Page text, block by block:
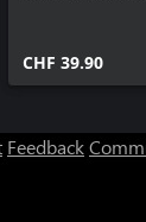
CHF 39.90
Feedback